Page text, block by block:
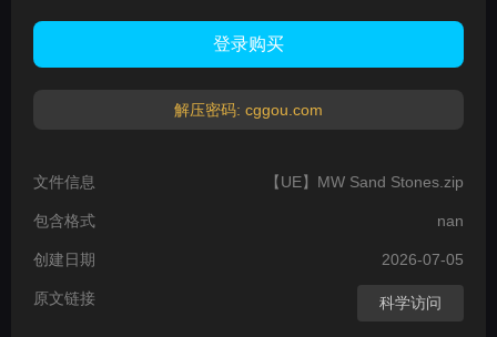
登录购买
解压密码: cggou.com
文件信息 【UE】MW Sand Stones.zip
包含格式 nan
创建日期 2026-07-05
原文链接 科学访问